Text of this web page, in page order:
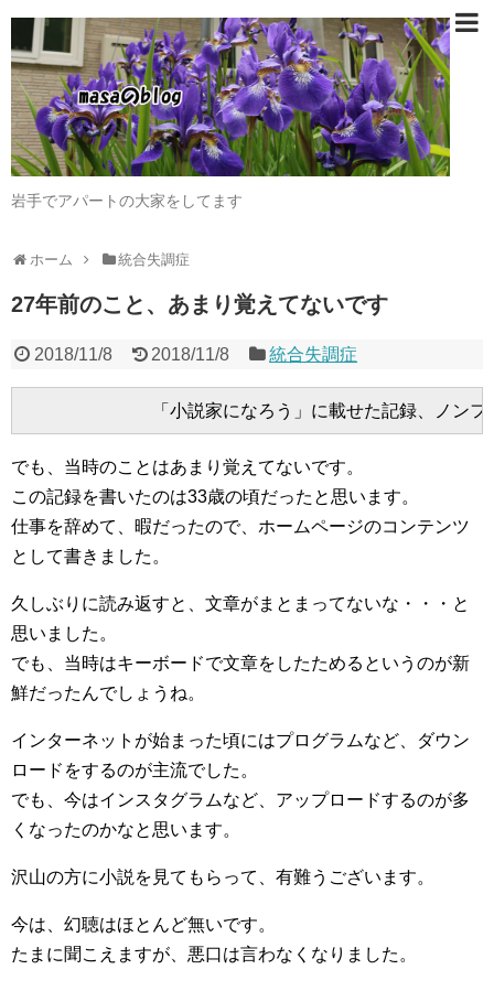
岩手でアパートの大家をしてます
ホーム 統合失調症
27年前のこと、あまり覚えてないです
2018/11/8 2018/11/8 統合失調症
でも、当時のことはあまり覚えてないです。
この記録を書いたのは33歳の頃だったと思います。
仕事を辞めて、暇だったので、ホームページのコンテンツ
として書きました。
久しぶりに読み返すと、文章がまとまってないな・・・と
思いました。
でも、当時はキーボードで文章をしたためるというのが新
鮮だったんでしょうね。
インターネットが始まった頃にはプログラムなど、ダウン
ロードをするのが主流でした。
でも、今はインスタグラムなど、アップロードするのが多
くなったのかなと思います。
沢山の方に小説を見てもらって、有難うございます。
今は、幻聴はほとんど無いです。
たまに聞こえますが、悪口は言わなくなりました。